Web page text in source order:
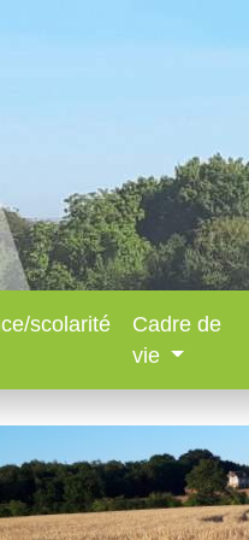
scolarité
Cadre de
vie